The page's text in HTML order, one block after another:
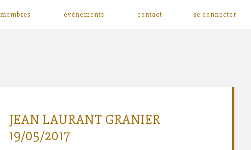
membres événements contact se connecter
JEAN LAURANT GRANIER
19/05/2017